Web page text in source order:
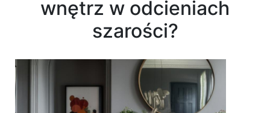
wnętrz w odcieniach
szarości?